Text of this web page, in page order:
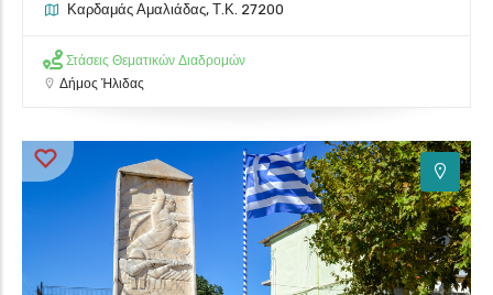
Καρδαμάς Αμαλιάδας, Τ.Κ. 27200
Στάσεις Θεματικών Διαδρομών
Δήμος Ήλιδας